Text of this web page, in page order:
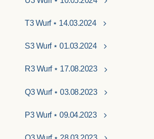
T3 Wurf ⋆ 14.03.2024
S3 Wurf ⋆ 01.03.2024
R3 Wurf ⋆ 17.08.2023
Q3 Wurf ⋆ 03.08.2023
P3 Wurf ⋆ 09.04.2023